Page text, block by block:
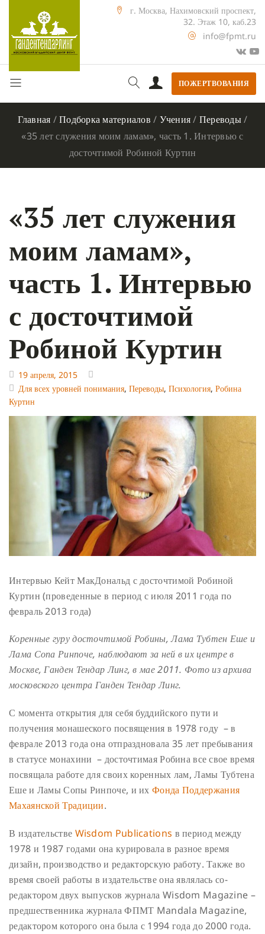
г. Москва, Нахимовский проспект,
32. Этаж 10, каб.23
info@fpmt.ru
ПОЖЕРТВОВАНИЯ
Главная /Подборка материалов / Учения/ Переводы/
«35 лет служения моим ламам», часть 1. Интервью с
досточтимой Робиной Куртин
«35 лет служения
моим ламам»,
часть 1. Интервью
с досточтимой
Робиной Куртин
19 апреля, 2015
Для всех уровней понимания, Переводы, Психология, Робина
Куртин
Интервью Кейт МакДональд с досточтимой Робиной
Куртин (проведенные в период с июля 2011 года по
февраль 2013 года)
Коренные гуру досточтимой Робины, Лама Тубтен Еше и
Лама Сопа Ринпоче, наблюдают за ней в их центре в
Москве, Ганден Тендар Линг, в мае 2011. Фото из архива
московского центра Ганден Тендар Линг.
С момента открытия для себя буддийского пути и
получения монашеского посвящения в 1978 году – в
феврале 2013 года она отпраздновала 35 лет пребывания
в статусе монахини – досточтимая Робина все свое время
посвящала работе для своих коренных лам, Ламы Тубтена
Еше и Ламы Сопы Ринпоче, и ихФонда Поддержания
Махаянской Традиции.
В издательстве Wisdom Publications в период между
1978 и 1987 годами она курировала в разное время
дизайн, производство и редакторскую работу. Также во
время своей работы в издательстве она являлась со-
редактором двух выпусков журнала Wisdom Magazine –
предшественника журнала ФПМТ Mandala Magazine,
редактором которого она была с 1994 года до 2000 года.